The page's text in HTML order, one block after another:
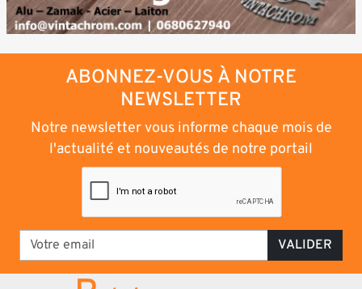
ABONNEZ-VOUS À NOTRE
NEWSLETTER
Notre newsletter vous informe chaque mois de
l'actualité et nouveautés de notre portail
VALIDER